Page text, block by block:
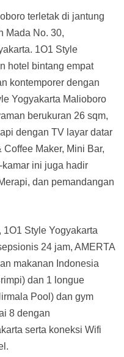
terletak di jantung
Mada No. 30,
1O1 Style
hotel bintang empat
kontemporer dengan
Yogyakarta Malioboro
berukuran 26 sqm,
dengan TV layar datar
Maker, Mini Bar,
ini juga hadir
dan pemandangan
Style Yogyakarta
24 jam, AMERTA
makanan Indonesia
dan 1 longue
Pool) dan gym
8 dengan
serta koneksi Wifi